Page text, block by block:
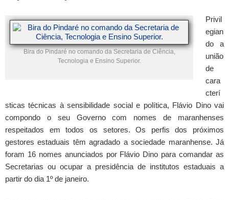
Bira do Pindaré no comando da Secretaria de Ciência,
Tecnologia e Ensino Superior.
Privil
egian
do a
união
de
cara
cterí
sticas técnicas à sensibilidade social e política, Flávio Dino vai
compondo o seu Governo com nomes de maranhenses
respeitados em todos os setores. Os perfis dos próximos
gestores estaduais têm agradado a sociedade maranhense. Já
foram 16 nomes anunciados por Flávio Dino para comandar as
Secretarias ou ocupar a presidência de institutos estaduais a
partir do dia 1º de janeiro.